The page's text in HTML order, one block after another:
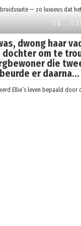
— zo luxueus dat
0 1
dwong haar
om te
die
er daarna…
Ellie’s leven bepaald door